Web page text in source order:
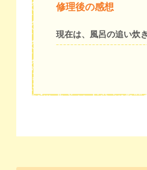
修理後の感想
現在は、風呂の追い炊